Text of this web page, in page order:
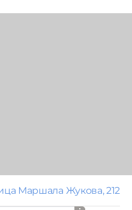
Маршала Жукова, 212